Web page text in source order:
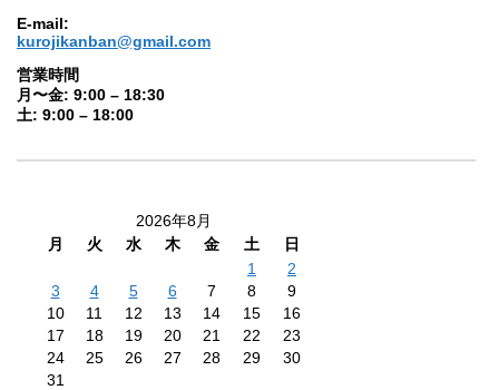
E-mail:
kurojikanban@gmail.com
営業時間
月〜金: 9:00 – 18:30
土: 9:00 – 18:00
2026年8月
月
火 水 木 金 土
日
1
2
3
4 5 6 7 8
9
10
11 12 13 14 15
16
17
18 19 20 21 22
23
24
25 26 27 28 29
30
31